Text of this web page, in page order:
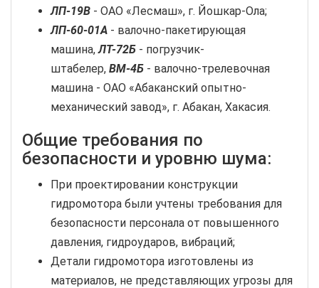
ЛП-19В - ОАО «Лесмаш», г. Йошкар-Ола;
ЛП-60-01А - валочно-пакетирующая
машина,ЛТ-72Б - погрузчик-
штабелер, ВМ-4Б - валочно-трелевочная
машина - ОАО «Абаканский опытно-
механический завод», г. Абакан, Хакасия.
Общие требования по
безопасности и уровню шума:
При проектировании конструкции
гидромотора были учтены требования для
безопасности персонала от повышенного
давления, гидроударов, вибраций;
Детали гидромотора изготовлены из
материалов, не представляющих угрозы для